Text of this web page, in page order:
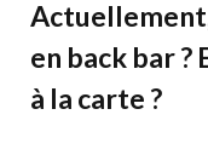
en back bar
à la carte ?